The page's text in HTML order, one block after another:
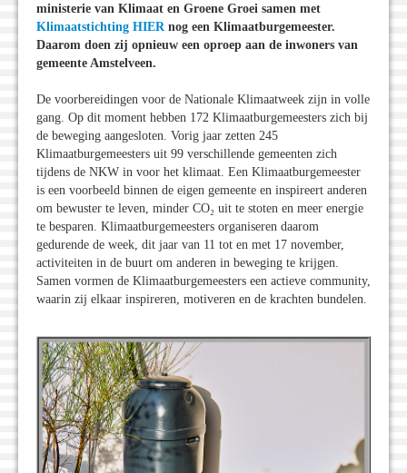
ministerie van Klimaat en Groene Groei samen met
Klimaatstichting HIERnog een Klimaatburgemeester.
Daarom doen zij opnieuw een oproep aan de inwoners van
gemeente Amstelveen.
De voorbereidingen voor de Nationale Klimaatweek zijn in volle
gang. Op dit moment hebben 172 Klimaatburgemeesters zich bij
de beweging aangesloten. Vorig jaar zetten 245
Klimaatburgemeesters uit 99 verschillende gemeenten zich
tijdens de NKW in voor het klimaat. Een Klimaatburgemeester
is een voorbeeld binnen de eigen gemeente en inspireert anderen
om bewuster te leven, minder CO₂ uit te stoten en meer energie
te besparen. Klimaatburgemeesters organiseren daarom
gedurende de week, dit jaar van 11 tot en met 17 november,
activiteiten in de buurt om anderen in beweging te krijgen.
Samen vormen de Klimaatburgemeesters een actieve community,
waarin zij elkaar inspireren, motiveren en de krachten bundelen.